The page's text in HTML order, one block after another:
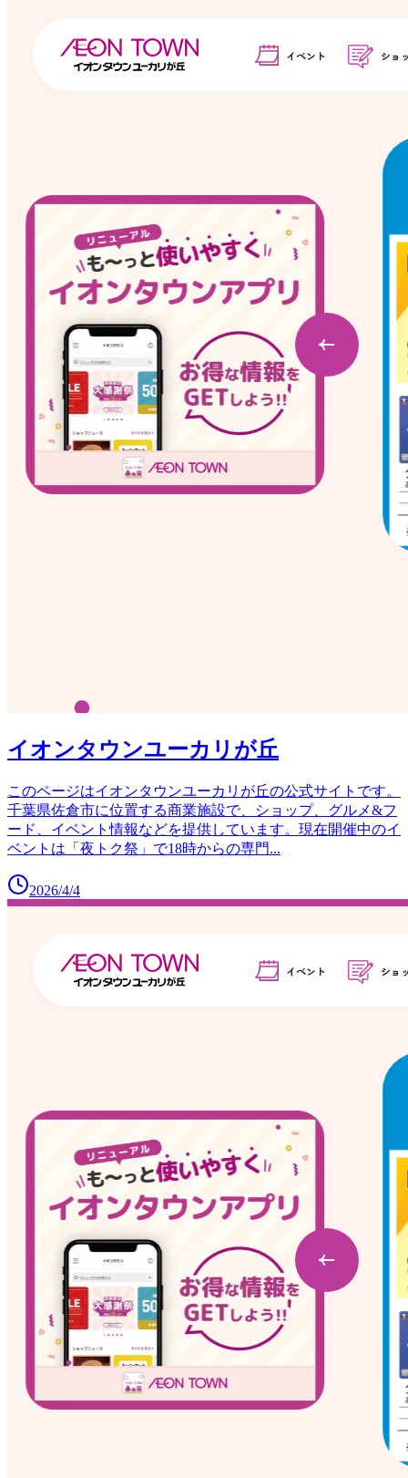
イオンタウンユーカリが丘
このページはイオンタウンユーカリが丘の公式サイトです。
千葉県佐倉市に位置する商業施設で、ショップ、グルメ&フ
ード、イベント情報などを提供しています。現在開催中のイ
ベントは「夜トク祭」で18時からの専門...
2026/4/4